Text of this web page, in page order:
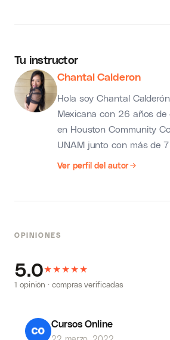
Tu instructor
Chantal Calderon
Hola soy Chantal
Mexicana con 26 años de
en Houston Community
UNAM junto con más de
experiencia laboral me han
personas a emprender y
Ver perfil del autor
OPINIONES
5.0★★★★★
1 opinión · compras verificadas
Cursos Online